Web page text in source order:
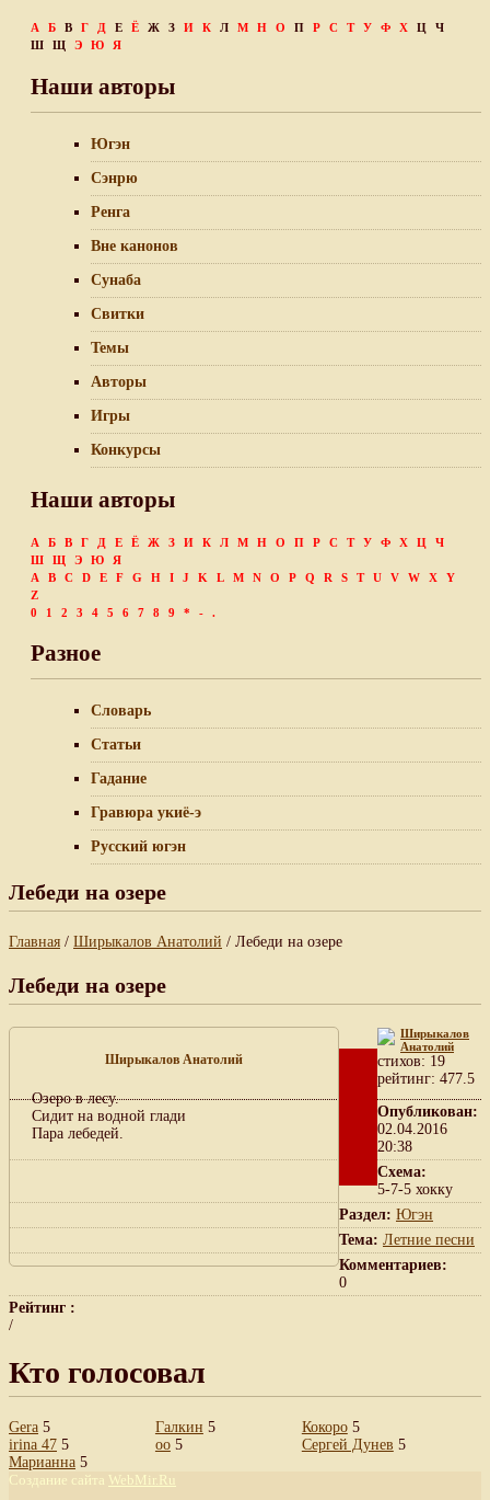
А Б В Г Д Е Ё Ж З И К Л М Н О П Р С Т У Ф Х Ц
Ч
Ш
Щ Э Ю Я
Наши авторы
Югэн
Сэнрю
Ренга
Вне канонов
Сунаба
Свитки
Темы
Авторы
Игры
Конкурсы
Наши авторы
А Б В Г Д Е Ё Ж З И К Л М Н О П Р С Т У Ф Х Ц
Ч
Ш
Щ Э Ю
Я
A
B C D E F G H I J K L M N O P Q R S T U V W X
Y
Z
0
1 2 3 4 5 6 7 8 9 * - .
Разное
Словарь
Статьи
Гадание
Гравюра укиё-э
Русский югэн
Лебеди на озере
Главная / Ширыкалов Анатолий / Лебеди на озере
Лебеди на озере
Ширыкалов Анатолий
Озеро в лесу.
Сидит на водной глади
Пара лебедей.
Ширыкалов
Анатолий
cтихов: 19
рейтинг: 477.5
Опубликован:
02.04.2016
20:38
Схема:
5-7-5 хокку
Раздел: Югэн
Тема: Летние песни
Комментариев:
0
Рейтинг :
/
Кто голосовал
Gera 5
irina 47 5
Галкин 5
oo5
Кокоро5
Сергей Дунев 5
Марианна 5
Создание сайта WebMir.Ru